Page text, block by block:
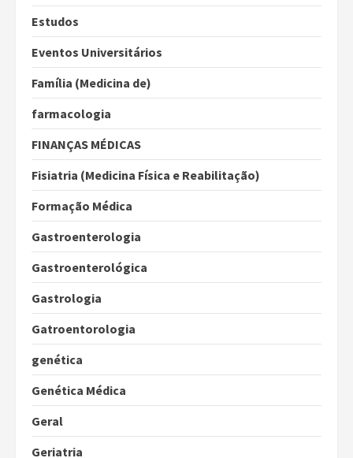
Estudos
Eventos Universitários
Família (Medicina de)
farmacologia
FINANÇAS MÉDICAS
Fisiatria (Medicina Física e Reabilitação)
Formação Médica
Gastroenterologia
Gastroenterológica
Gastrologia
Gatroentorologia
genética
Genética Médica
Geral
Geriatria